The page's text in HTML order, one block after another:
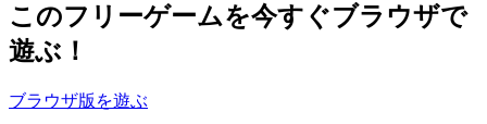
このフリーゲームを今すぐブラウザで
遊ぶ！
ブラウザ版を遊ぶ